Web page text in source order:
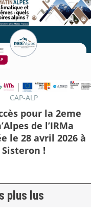
CAP-ALP
pour la 2eme
de l’IRMa
le 28 avril 2026 à
Sisteron !
plus lus